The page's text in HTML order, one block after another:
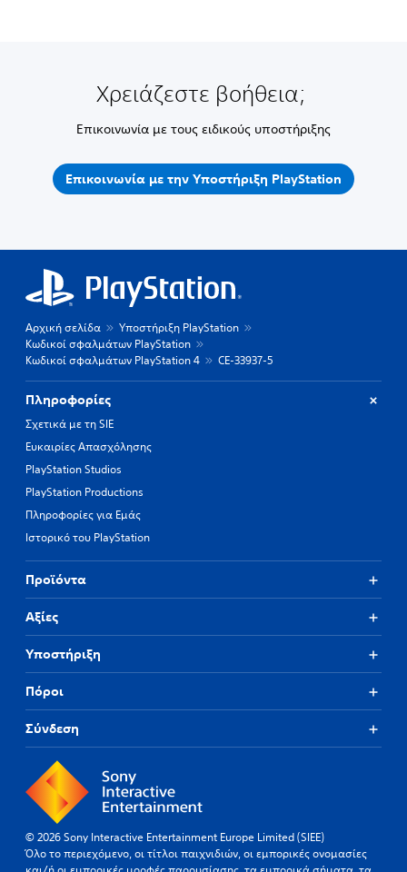
Χρειάζεστε βοήθεια;
Επικοινωνία με τους ειδικούς υποστήριξης
Επικοινωνία με την Υποστήριξη PlayStation
Αρχική σελίδα
Υποστήριξη PlayStation
Κωδικοί σφαλμάτων PlayStation
Κωδικοί σφαλμάτων PlayStation 4
CE-33937-5
Πληροφορίες
Σχετικά με τη SIE
Ευκαιρίες Απασχόλησης
PlayStation Studios
PlayStation Productions
Πληροφορίες για Εμάς
Ιστορικό του PlayStation
Προϊόντα
Αξίες
Υποστήριξη
Πόροι
Σύνδεση
© 2026 Sony Interactive Entertainment Europe Limited (SIEE)
Όλο το περιεχόμενο, οι τίτλοι παιχνιδιών, οι εμπορικές ονομασίες